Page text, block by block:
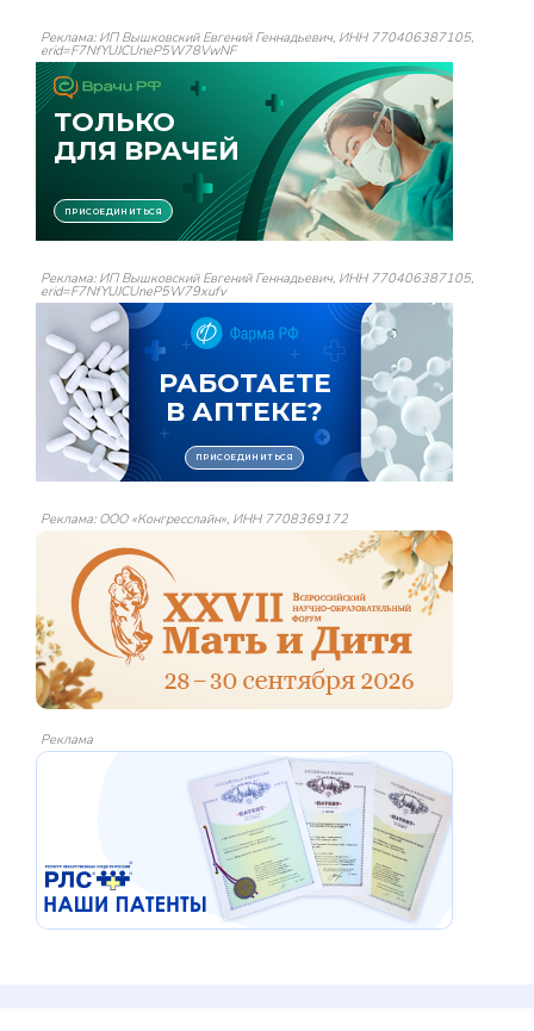
Реклама: ИП Вышковский Евгений Геннадьевич, ИНН 770406387105,
erid=F7NfYUJCUneP5W78VwNF
Реклама: ИП Вышковский Евгений Геннадьевич, ИНН 770406387105,
erid=F7NfYUJCUneP5W79xufv
Реклама: ООО «Конгресслайн», ИНН 7708369172
Реклама